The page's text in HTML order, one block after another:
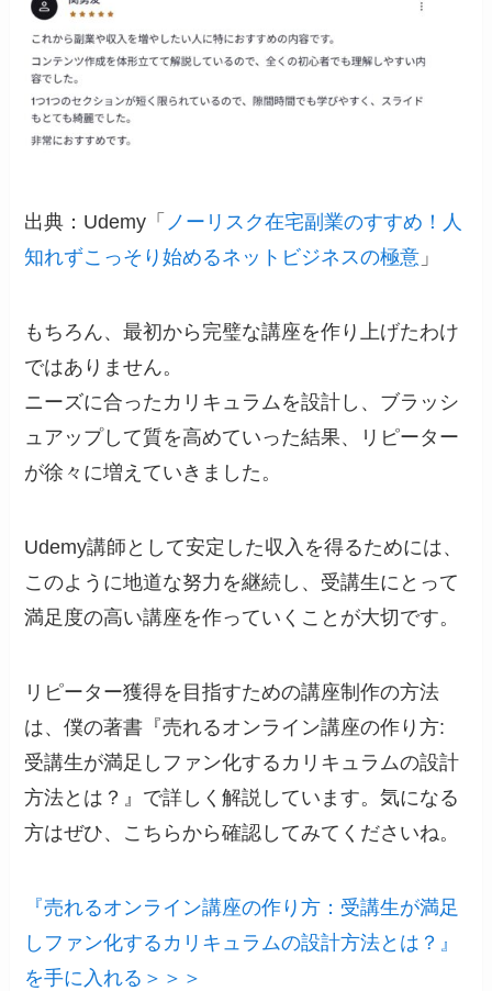
出典：Udemy「 ノーリスク在宅副業のすすめ！人
知れずこっそり始めるネットビジネスの極意 」
もちろん、最初から完璧な講座を作り上げたわけ
ではありません。
ニーズに合ったカリキュラムを設計し、ブラッシ
ュアップして質を高めていった結果、リピーター
が徐々に増えていきました。
Udemy講師として安定した収入を得るためには、
このように地道な努力を継続し、受講生にとって
満足度の高い講座を作っていくことが大切です。
リピーター獲得を目指すための講座制作の方法
は、僕の著書『売れるオンライン講座の作り方:
受講生が満足しファン化するカリキュラムの設計
方法とは？』で詳しく解説しています。気になる
方はぜひ、こちらから確認してみてくださいね。
『売れるオンライン講座の作り方：受講生が満足
しファン化するカリキュラムの設計方法とは？』
を手に入れる＞＞＞